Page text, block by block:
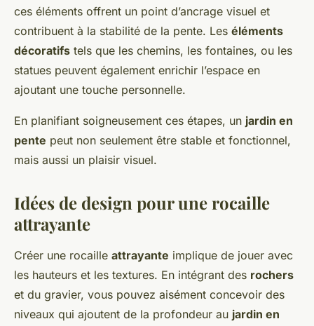
ces éléments offrent un point d’ancrage visuel et
contribuent à la stabilité de la pente. Les éléments
décoratifs tels que les chemins, les fontaines, ou les
statues peuvent également enrichir l’espace en
ajoutant une touche personnelle.
En planifiant soigneusement ces étapes, un jardin en
pente peut non seulement être stable et fonctionnel,
mais aussi un plaisir visuel.
Idées de design pour une rocaille
attrayante
Créer une rocaille attrayante implique de jouer avec
les hauteurs et les textures. En intégrant des rochers
et du gravier, vous pouvez aisément concevoir des
niveaux qui ajoutent de la profondeur au jardin en